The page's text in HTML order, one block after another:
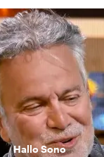
HalloSono